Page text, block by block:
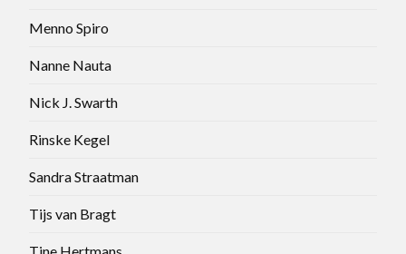
Menno Spiro
Nanne Nauta
Nick J. Swarth
Rinske Kegel
Sandra Straatman
Tijs van Bragt